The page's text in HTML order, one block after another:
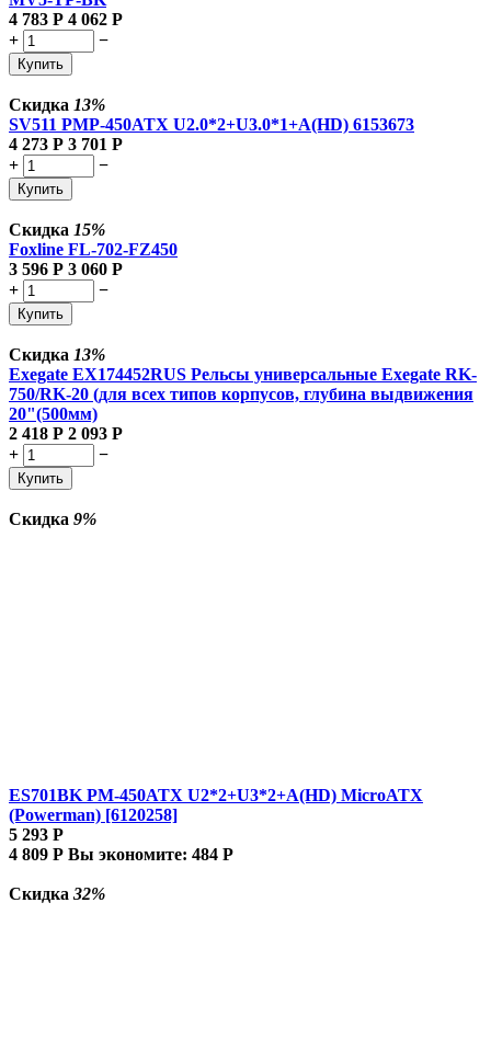
4 783 Р 4 062 Р
+
−
Купить
Скидка 13%
SV511 PMP-450ATX U2.0*2+U3.0*1+A(HD) 6153673
4 273 Р 3 701 Р
+
−
Купить
Скидка 15%
Foxline FL-702-FZ450
3 596 Р 3 060 Р
+
−
Купить
Скидка 13%
Exegate EX174452RUS Рельсы универсальные Exegate RK-
750/RK-20 (для всех типов корпусов, глубина выдвижения
20"(500мм)
2 418 Р 2 093 Р
+
−
Купить
Скидка 9%
ES701BK PM-450ATX U2*2+U3*2+A(HD) MicroATX
(Powerman) [6120258]
5 293 Р
4 809 Р Вы экономите: 484 Р
Скидка 32%